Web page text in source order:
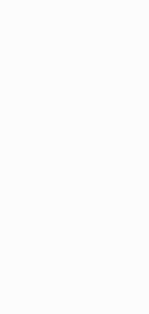
Lilian Primo
da China e da